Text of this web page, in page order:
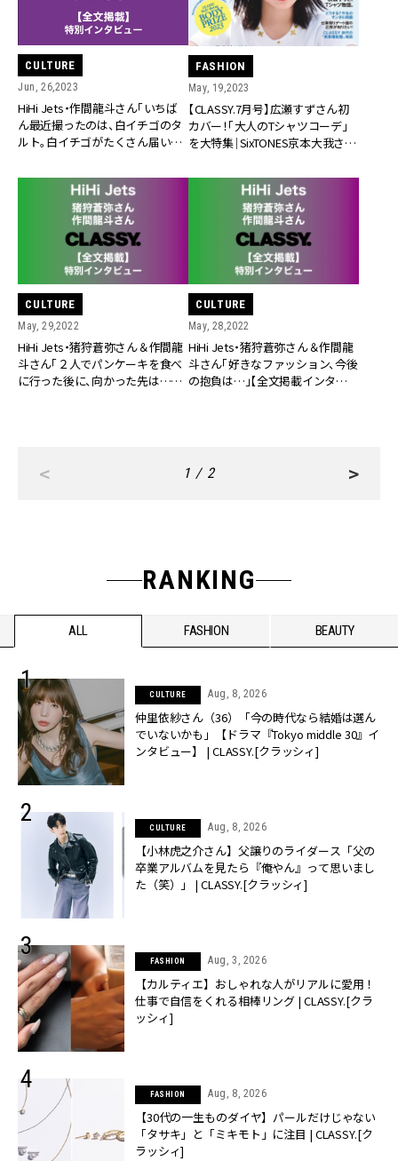
CULTURE
Jun, 26,2023
HiHi Jets・作間龍斗さん「いちば
ん最近撮ったのは、白イチゴのタ
ルト。白イチゴがたくさん届いた
前編】
FASHION
May, 19,2023
【CLASSY.7月号】広瀬すずさん初
カバー！「大人のTシャツコーデ」
を大特集｜SixTONES京本大我さん
CULTURE
May, 29,2022
HiHi Jets・猪狩蒼弥さん＆作間龍
斗さん「２人でパンケーキを食べ
に行った後に、向かった先は…」
CULTURE
May, 28,2022
HiHi Jets・猪狩蒼弥さん＆作間龍
斗さん「好きなファッション、今後
の抱負は…」【全文掲載インタビュ
< 1 / 2 >
RANKING
ALL FASHION BEAUTY
CULTURE Aug, 8, 2026
仲里依紗さん（36）「今の時代なら結婚は選ん
でいないかも」【ドラマ『Tokyo middle 30』イ
ンタビュー】 | CLASSY.[クラッシィ]
CULTURE Aug, 8, 2026
【小林虎之介さん】父譲りのライダース「父の
卒業アルバムを見たら『俺やん』って思いまし
た（笑）」 | CLASSY.[クラッシィ]
FASHION Aug, 3, 2026
【カルティエ】おしゃれな人がリアルに愛用！
仕事で自信をくれる相棒リング | CLASSY.[クラ
ッシィ]
FASHION Aug, 8, 2026
【30代の一生ものダイヤ】パールだけじゃない
「タサキ」と「ミキモト」に注目 | CLASSY.[ク
ラッシィ]